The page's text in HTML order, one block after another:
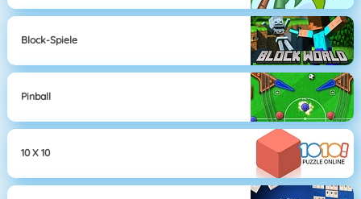
Block-Spiele
Pinball
10 X 10